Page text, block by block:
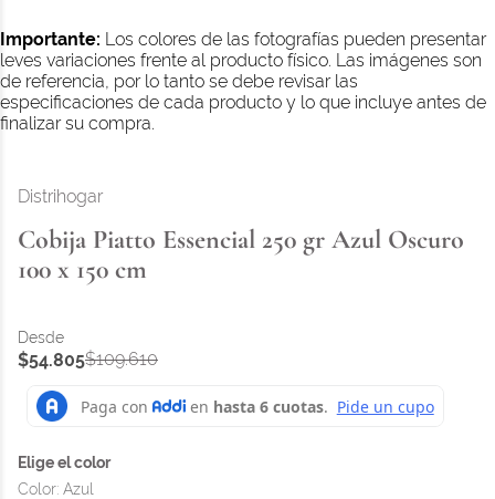
Importante: Los colores de las fotografías pueden presentar
leves variaciones frente al producto físico. Las imágenes son
de referencia, por lo tanto se debe revisar las
especificaciones de cada producto y lo que incluye antes de
finalizar su compra.
Distrihogar
Cobija Piatto Essencial 250 gr Azul Oscuro
100 x 150 cm
$54.805$109.610
Color: Azul